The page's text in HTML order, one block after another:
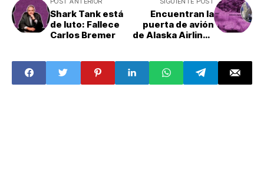
Shark Tank está
de luto: Fallece
Carlos Bremer
Encuentran la
puerta de avión
de Alaska Airlines